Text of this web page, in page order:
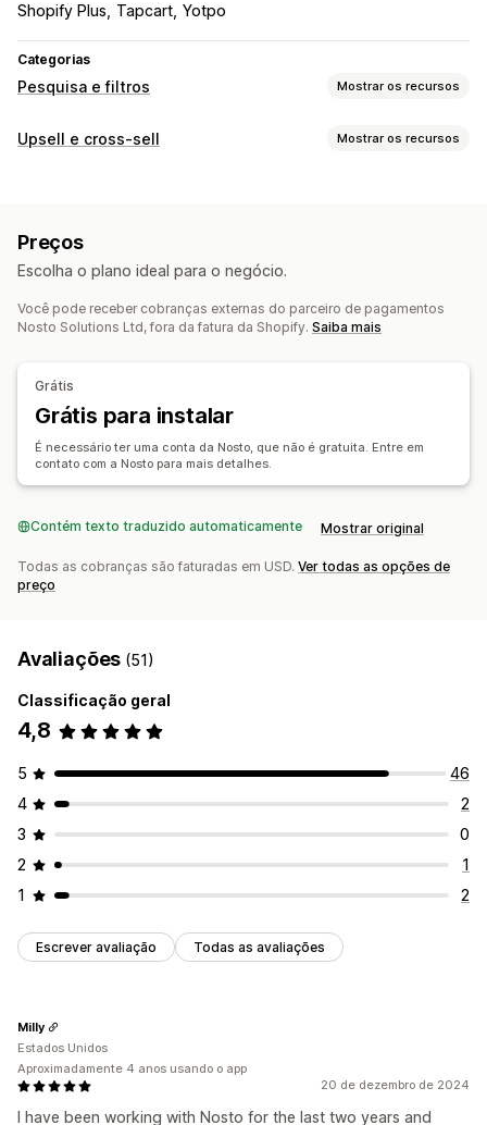
Shopify Plus
Tapcart Yotpo
Categorias
Pesquisa e filtros Mostrar os recursos
Recursos de pesquisa
Sugestões de pesquisa
Impulsionamento de produto Vários filtros
Pesquisa personalizada
Classificação personalizada
Barra de pesquisa
Excluir resultados
Personalização de exibição
Responsividade para dispositivos móveis
CSS personalizado
Exibição de filtro
Filtros personalizados
Página de resultados de busca Classificação
Análises
Insights de IA
Acompanhamento de conversões
Análise em tempo real
Upsell e cross-sell Mostrar os recursos
Upsell na página do produto
Complementos com um clique Carrinho fixo
Carrinho de compras deslizante
Pop-ups
CSS personalizado HTML personalizado
Em vários idiomas
Ofertas e recomendações
Complementos de produto Recomendações de produtos
Produtos frequentemente comprados juntos Pacotes
Testes A/B
Preços
Escolha o plano ideal para o negócio.
Você pode receber cobranças externas do parceiro de pagamentos
Nosto Solutions Ltd, fora da fatura da Shopify. Saiba mais
Grátis
Grátis para instalar
É necessário ter uma conta da Nosto, que não é gratuita. Entre em
contato com a Nosto para mais detalhes.
Contém texto traduzido automaticamente Mostrar original
Todas as cobranças são faturadas em USD. Ver todas as opções de
preço
Avaliações (51)
Classificação geral
4,8
5
46
4
2
3
0
2
1
1
2
Escrever avaliação Todas as avaliações
20 de dezembro de 2024
I have been working with Nosto for the last two years and
Milly
Estados Unidos
Aproximadamente 4 anos usando o app